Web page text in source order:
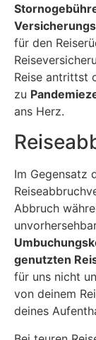
für den
Reise antrittst
zu
ans Herz.
Im Gegensatz
Abbruch
genutzten
für uns nicht
von deinem
deines